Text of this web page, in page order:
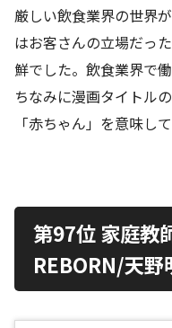
厳しい飲食業界の世界
はお客さんの立場だっ
鮮でした。飲食業界で
ちなみに漫画タイトル
「赤ちゃん」を意味し
第97位 家庭教
REBORN/天